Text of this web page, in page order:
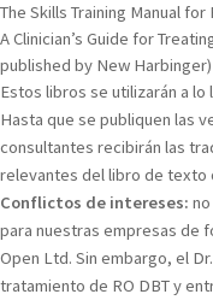
The Skills Training Manual
A Clinician’s Guide for
published by New Harbinger)
Estos libros se utilizarán a
Hasta que se publiquen las
consultantes recibirán las
relevantes del libro de texto
Conflictos de intereses:
para nuestras empresas de
Open Ltd. Sin embargo, el
tratamiento de RO DBT y